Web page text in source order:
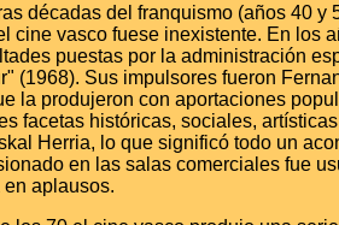
décadas del franquismo (años 40 y
cine vasco fuese inexistente. En los
puestas por la administración
(1968). Sus impulsores fueron
la produjeron con aportaciones
facetas históricas, sociales,
Herria, lo que significó todo un
en las salas comerciales fue
aplausos.